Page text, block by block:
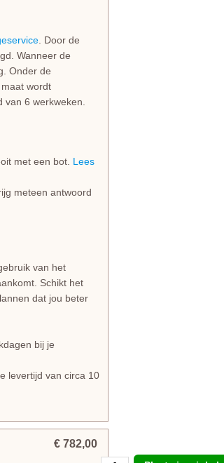
. Door de
Wanneer de
Onder de
wordt
6 werkweken.
met een bot. Lees
meteen antwoord
van het
Schikt het
dat jou beter
bij je
levertijd van circa 10
€ 782,00